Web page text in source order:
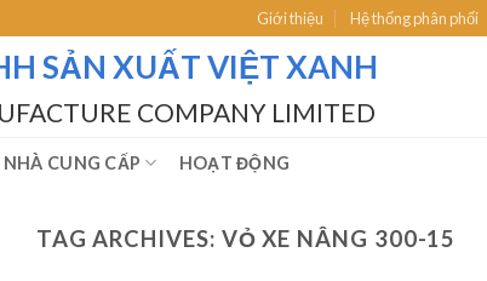
Giới thiệu Hệ thống phân phối
SẢN XUẤT VIỆT XANH
COMPANY LIMITED
CUNG CẤP HOẠT ĐỘNG
TAG ARCHIVES: VỎ XE NÂNG 300-15